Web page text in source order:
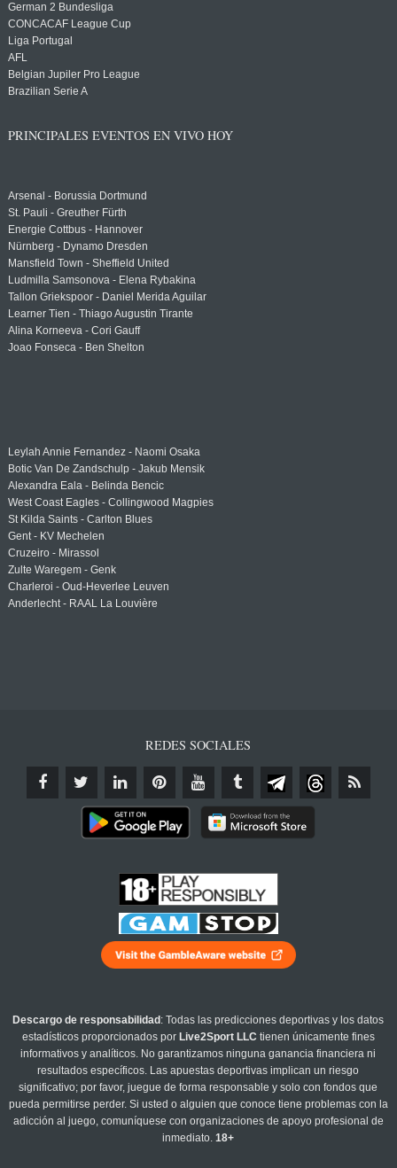
German 2 Bundesliga
CONCACAF League Cup
Liga Portugal
AFL
Belgian Jupiler Pro League
Brazilian Serie A
PRINCIPALES EVENTOS EN VIVO HOY
Arsenal - Borussia Dortmund
St. Pauli - Greuther Fürth
Energie Cottbus - Hannover
Nürnberg - Dynamo Dresden
Mansfield Town - Sheffield United
Ludmilla Samsonova - Elena Rybakina
Tallon Griekspoor - Daniel Merida Aguilar
Learner Tien - Thiago Augustin Tirante
Alina Korneeva - Cori Gauff
Joao Fonseca - Ben Shelton
Leylah Annie Fernandez - Naomi Osaka
Botic Van De Zandschulp - Jakub Mensik
Alexandra Eala - Belinda Bencic
West Coast Eagles - Collingwood Magpies
St Kilda Saints - Carlton Blues
Gent - KV Mechelen
Cruzeiro - Mirassol
Zulte Waregem - Genk
Charleroi - Oud-Heverlee Leuven
Anderlecht - RAAL La Louvière
REDES SOCIALES
Descargo de responsabilidad : Todas las predicciones deportivas y los datos
estadísticos proporcionados por Live2Sport LLC tienen únicamente fines
informativos y analíticos. No garantizamos ninguna ganancia financiera ni
resultados específicos. Las apuestas deportivas implican un riesgo
significativo; por favor, juegue de forma responsable y solo con fondos que
pueda permitirse perder. Si usted o alguien que conoce tiene problemas con la
adicción al juego, comuníquese con organizaciones de apoyo profesional de
inmediato.18+